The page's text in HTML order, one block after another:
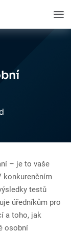
– je to vaše
konkurenčním
testů
úředníkům pro
a toho, jak
osobní